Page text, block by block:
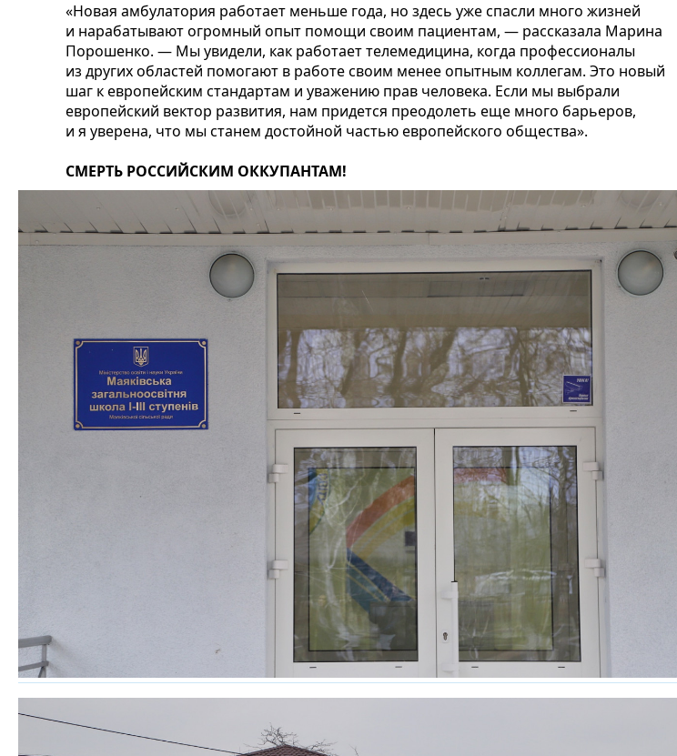
«Новая амбулатория работает меньше года, но здесь уже спасли много жизней
и нарабатывают огромный опыт помощи своим пациентам, — рассказала Марина
Порошенко. — Мы увидели, как работает телемедицина, когда профессионалы
из других областей помогают в работе своим менее опытным коллегам. Это новый
шаг к европейским стандартам и уважению прав человека. Если мы выбрали
европейский вектор развития, нам придется преодолеть еще много барьеров,
и я уверена, что мы станем достойной частью европейского общества».
СМЕРТЬ РОССИЙСКИМ ОККУПАНТАМ!